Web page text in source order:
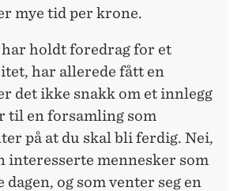
mye tid per krone.
har holdt foredrag for et
har allerede fått en
det ikke snakk om et innlegg
til en forsamling som
på at du skal bli ferdig. Nei,
interesserte mennesker som
og som venter seg en